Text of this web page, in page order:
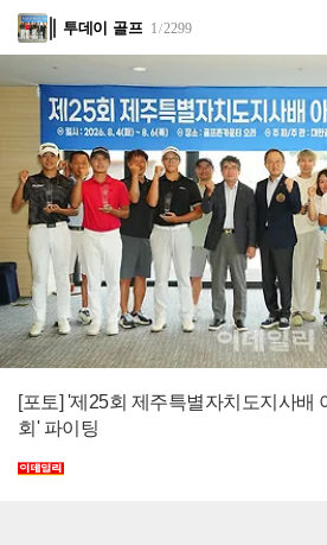
투데이 골프 1 /2299
[포토] '제25회 제주특별자치도지사배
회' 파이팅